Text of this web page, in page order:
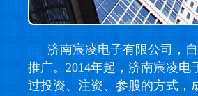
济南宸凌电子有限公司，
推广。2014年起，济南宸凌
过投资、注资、参股的方式，